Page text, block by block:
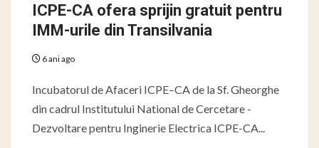
ICPE-CA ofera sprijin gratuit pentru
IMM-urile din Transilvania
6 ani ago
Incubatorul de Afaceri ICPE–CA de la Sf. Gheorghe
din cadrul Institutului National de Cercetare -
Dezvoltare pentru Inginerie Electrica ICPE-CA...